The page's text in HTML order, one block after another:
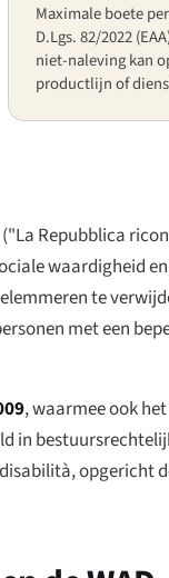
Maximale boete
D.Lgs. 82/2022
niet-naleving kan
productlijn of
("La Repubblica
waardigheid
te
met een
, waarmee ook
in
, opgericht